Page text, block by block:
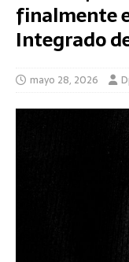
finalmente
Integrado
mayo 28, 2026